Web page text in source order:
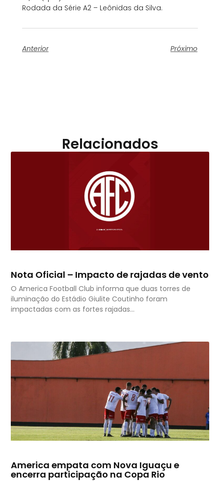
Rodada da Série A2 – Leônidas da Silva.
Anterior Próximo
Relacionados
Nota Oficial – Impacto de rajadas de vento
O America Football Club informa que duas torres de
iluminação do Estádio Giulite Coutinho foram
impactadas com as fortes rajadas…
America empata com Nova Iguaçu e
encerra participação na Copa Rio